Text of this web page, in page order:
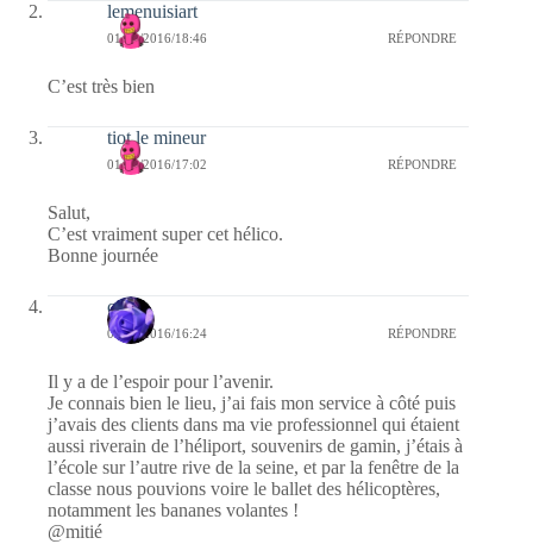
lemenuisiart
01/11/2016/18:46 RÉPONDRE
C’est très bien
tiot le mineur
01/11/2016/17:02 RÉPONDRE
Salut,
C’est vraiment super cet hélico.
Bonne journée
covix
01/11/2016/16:24 RÉPONDRE
Il y a de l’espoir pour l’avenir.
Je connais bien le lieu, j’ai fais mon service à côté puis
j’avais des clients dans ma vie professionnel qui étaient
aussi riverain de l’héliport, souvenirs de gamin, j’étais à
l’école sur l’autre rive de la seine, et par la fenêtre de la
classe nous pouvions voire le ballet des hélicoptères,
notamment les bananes volantes !
@mitié